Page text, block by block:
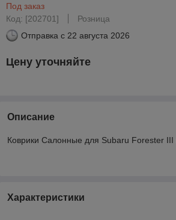
Под заказ
Код: [202701]
Розница
Отправка с 22 августа 2026
Цену уточняйте
Описание
Коврики Салонные для Subaru Forester III
Характеристики